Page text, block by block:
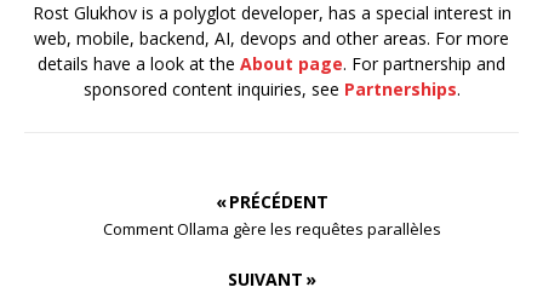
Rost Glukhov is a polyglot developer, has a special interest in
web, mobile, backend, AI, devops and other areas. For more
details have a look at the About page. For partnership and
sponsored content inquiries, see Partnerships.
« PRÉCÉDENT
Comment Ollama gère les requêtes parallèles
SUIVANT »